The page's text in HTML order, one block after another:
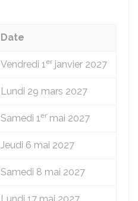
Date
Vendredi 1er janvier 2027
Lundi 29 mars 2027
Samedi 1er mai 2027
Jeudi 6 mai 2027
Samedi 8 mai 2027